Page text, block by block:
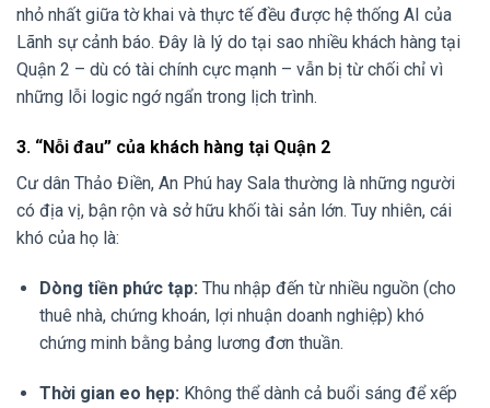
nhỏ nhất giữa tờ khai và thực tế đều được hệ thống AI của
Lãnh sự cảnh báo. Đây là lý do tại sao nhiều khách hàng tại
Quận 2 – dù có tài chính cực mạnh – vẫn bị từ chối chỉ vì
những lỗi logic ngớ ngẩn trong lịch trình.
3. “Nỗi đau” của khách hàng tại Quận 2
Cư dân Thảo Điền, An Phú hay Sala thường là những người
có địa vị, bận rộn và sở hữu khối tài sản lớn. Tuy nhiên, cái
khó của họ là:
Dòng tiền phức tạp: Thu nhập đến từ nhiều nguồn (cho
thuê nhà, chứng khoán, lợi nhuận doanh nghiệp) khó
chứng minh bằng bảng lương đơn thuần.
Thời gian eo hẹp: Không thể dành cả buổi sáng để xếp